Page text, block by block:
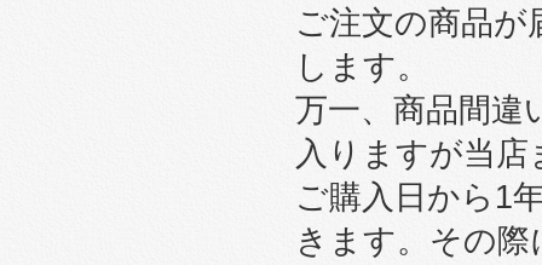
ご注文の商品
します。
万一、商品間違
入りますが当
ご購入日から1
きます。その